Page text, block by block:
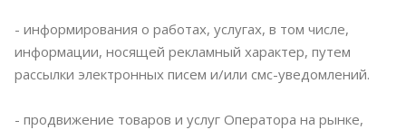
- информирования о работах, услугах, в том числе,
информации, носящей рекламный характер, путем
рассылки электронных писем и/или смс-уведомлений.
- продвижение товаров и услуг Оператора на рынке,